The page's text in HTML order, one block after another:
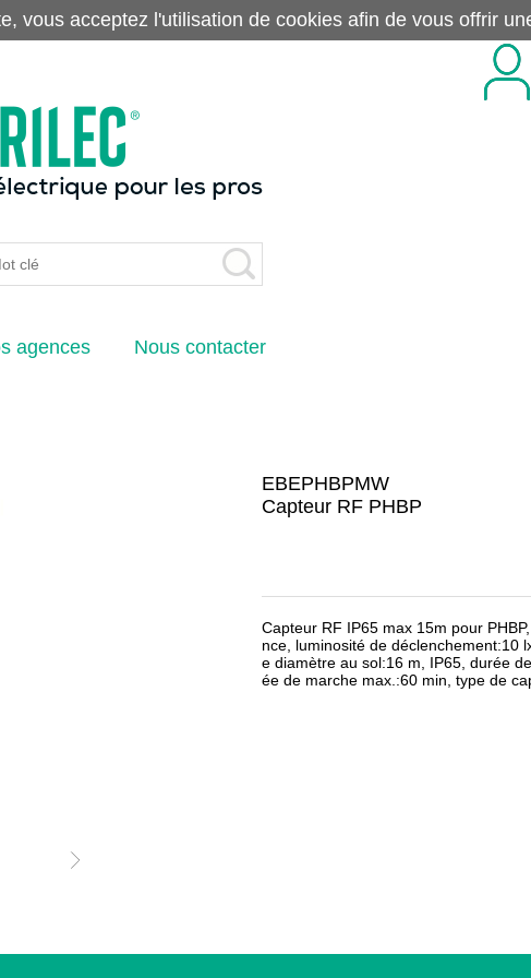
agences Nous contacter
EBEPHBPMW
Capteur RF PHBP
Capteur RF IP65 max 15m pour
nce, luminosité de déclenchement:10
e diamètre au sol:16 m, IP65, durée
ée de marche max.:60 min, type de
vous acceptez l'utilisation de cookies afin de vous offrir